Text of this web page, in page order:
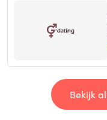
Bekijk